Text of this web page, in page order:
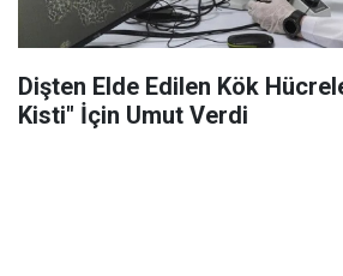
Dişten Elde Edilen Kök
Kisti" İçin Umut Verdi